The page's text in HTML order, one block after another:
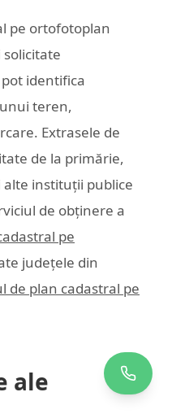
pe ortofotoplan
identifica
teren,
Extrasele de
de la primărie,
instituții publice
de obținere a
pe
județele din
de plan cadastral pe
ale